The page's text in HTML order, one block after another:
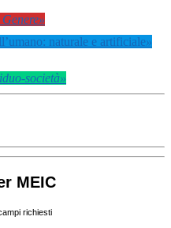
naturale e artificiale»
società»
MEIC
richiesti